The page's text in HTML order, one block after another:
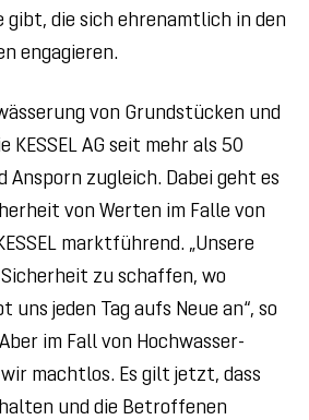
die sich ehrenamtlich in den
engagieren.
von Grundstücken und
KESSEL AG seit mehr als 50
Ansporn zugleich. Dabei geht es
von Werten im Falle von
marktführend. „Unsere
zu schaffen, wo
jeden Tag aufs Neue an“, so
im Fall von Hochwasser-
machtlos. Es gilt jetzt, dass
und die Betroffenen